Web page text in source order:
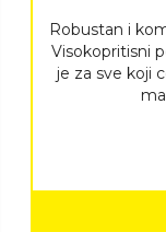
Robustan i
Visokopritisni
je za sve koji